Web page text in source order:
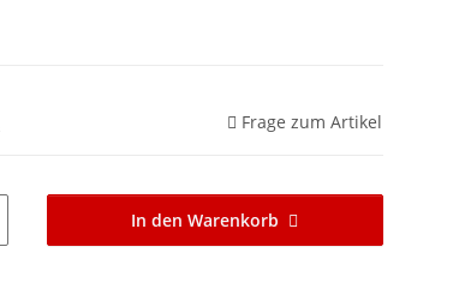
Frage zum Artikel
In den Warenkorb